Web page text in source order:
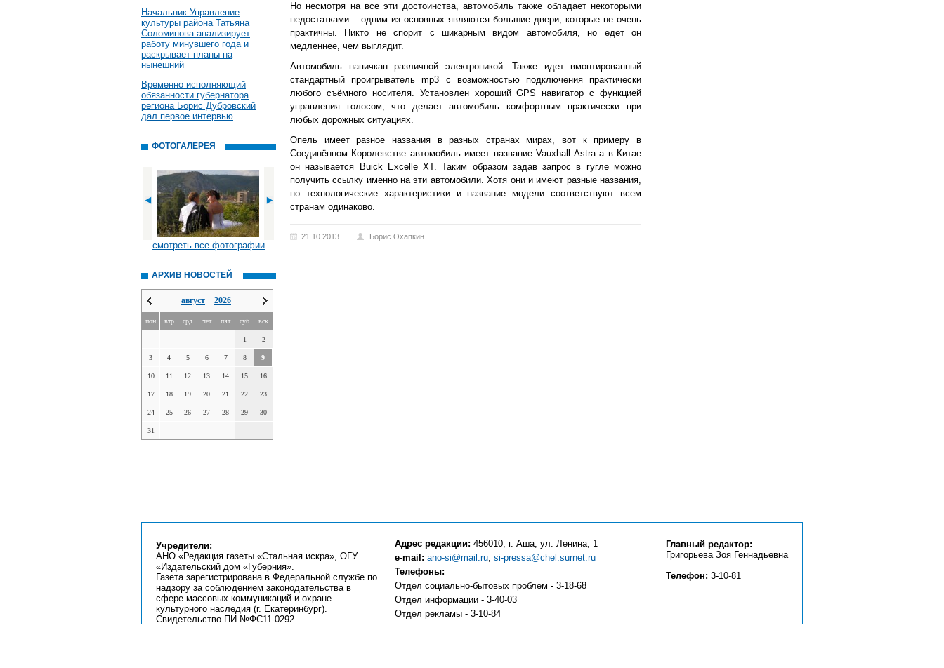
Начальник Управление
культуры района Татьяна
Соломинова анализирует
работу минувшего года и
раскрывает планы на
нынешний
Временно исполняющий
обязанности губернатора
региона Борис Дубровский
дал первое интервью
ФОТОГАЛЕРЕЯ
смотреть все фотографии
АРХИВ НОВОСТЕЙ
август 2026
пон втр срд чет пят суб вск
1 2
3 4 5 6 7 8 9
10 11 12 13 14 15 16
17 18 19 20 21 22 23
24 25 26 27 28 29 30
31
Но несмотря на все эти достоинства, автомобиль также обладает некоторыми
недостатками – одним из основных являются большие двери, которые не очень
практичны. Никто не спорит с шикарным видом автомобиля, но едет он
медленнее, чем выглядит.
Автомобиль напичкан различной электроникой. Также идет вмонтированный
стандартный проигрыватель mp3 с возможностью подключения практически
любого съёмного носителя. Установлен хороший GPS навигатор с функцией
управления голосом, что делает автомобиль комфортным практически при
любых дорожных ситуациях.
Опель имеет разное названия в разных странах мирах, вот к примеру в
Соединённом Королевстве автомобиль имеет название Vauxhall Astra а в Китае
он называется Buick Excelle XT. Таким образом задав запрос в гугле можно
получить ссылку именно на эти автомобили. Хотя они и имеют разные названия,
но технологические характеристики и название модели соответствуют всем
странам одинаково.
21.10.2013 Борис Охапкин
Учредители:
АНО «Редакция газеты «Стальная искра», ОГУ
«Издательский дом «Губерния».
Газета зарегистрирована в Федеральной службе по
надзору за соблюдением законодательства в
сфере массовых коммуникаций и охране
культурного наследия (г. Екатеринбург).
Свидетельство ПИ №ФС11-0292.
Адрес редакции: 456010, г. Аша, ул. Ленина, 1
e-mail: ano-si@mail.ru, si-pressa@chel.surnet.ru
Телефоны:
Отдел социально-бытовых проблем - 3-18-68
Отдел информации - 3-40-03
Отдел рекламы - 3-10-84
Главный редактор:
Григорьева Зоя Геннадьевна
Телефон: 3-10-81